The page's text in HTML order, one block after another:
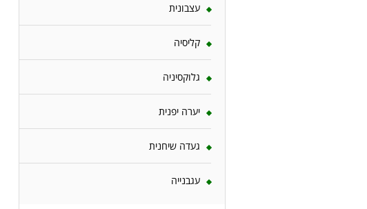
עצבונית
קליסיה
גלוקסיניה
יערה יפנית
געדה שיחנית
עגבנייה